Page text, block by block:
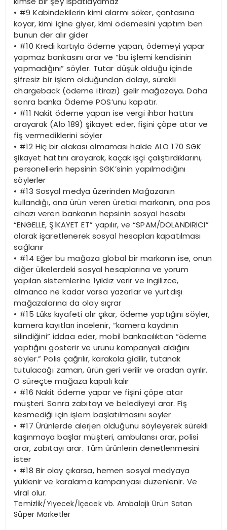
• #9 Kabindekilerin kimi alarmı söker, çantasına
koyar, kimi içine giyer, kimi ödemesini yaptım ben
bunun der alır gider
• #10 Kredi kartıyla ödeme yapan, ödemeyi yapar
yapmaz bankasını arar ve “bu işlemi kendisinin
yapmadığını” söyler. Tutar düşük olduğu içinde
şifresiz bir işlem olduğundan dolayı, sürekli
chargeback (ödeme itirazı) gelir mağazaya. Daha
sonra banka Ödeme POS’unu kapatır.
• #11 Nakit ödeme yapan ise vergi ihbar hattını
arayarak (Alo 189) şikayet eder, fişini çöpe atar ve
fiş vermediklerini söyler
• #12 Hiç bir alakası olmaması halde ALO 170 SGK
şikayet hattını arayarak, kaçak işçi çalıştırdıklarını,
personellerin hepsinin SGK’sinin yapılmadığını
söylerler
• #13 Sosyal medya üzerinden Mağazanın
kullandığı, ona ürün veren üretici markanın, ona pos
cihazı veren bankanın hepsinin sosyal hesabı
“ENGELLE, ŞİKAYET ET” yapılır, ve “SPAM/DOLANDIRICI”
olarak işaretlenerek sosyal hesapları kapatılması
sağlanır
• #14 Eğer bu mağaza global bir markanın ise, onun
diğer ülkelerdeki sosyal hesaplarına ve yorum
yapılan sistemlerine 1yıldız verir ve ingilizce,
almanca ne kadar varsa yazarlar ve yurtdışı
mağazalarına da olay sıçrar
• #15 Lüks kıyafeti alır çıkar, ödeme yaptığını söyler,
kamera kayıtları incelenir, “kamera kaydının
silindiğini” iddaa eder, mobil bankacılıktan “ödeme
yaptığını gösterir ve ürünü kampanyalı aldığını
söyler.” Polis çağrılır, karakola gidilir, tutanak
tutulacağı zaman, ürün geri verilir ve oradan ayrılır.
O süreçte mağaza kapalı kalır
• #16 Nakit ödeme yapar ve fişini çöpe atar
müşteri. Sonra zabıtayı ve belediyeyi arar. Fiş
kesmediği için işlem başlatılmasını söyler
• #17 Ürünlerde alerjen olduğunu söyleyerek sürekli
kaşınmaya başlar müşteri, ambulansı arar, polisi
arar, zabıtayı arar. Tüm ürünlerin denetlenmesini
ister
• #18 Bir olay çıkarsa, hemen sosyal medyaya
yüklenir ve karalama kampanyası düzenlenir. Ve
viral olur.
Temizlik/Yiyecek/İçecek vb. Ambalajlı Ürün Satan
Süper Marketler